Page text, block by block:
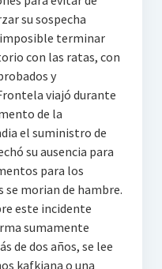
su sospecha
terminar
con las ratas, con
y
viajó durante
de la
el suministro de
su ausencia para
para los
se morian de hambre.
este incidente
sumamente
de dos años, se lee
kafkiana o una